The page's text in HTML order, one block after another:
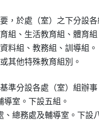
，於處（室）之下分設
組、生活教育組、體育組
料組、教務組、訓導組。
其他特殊教育組別。
準分設各處（室）組辦事
室。下設五組。
總務處及輔導室。下設